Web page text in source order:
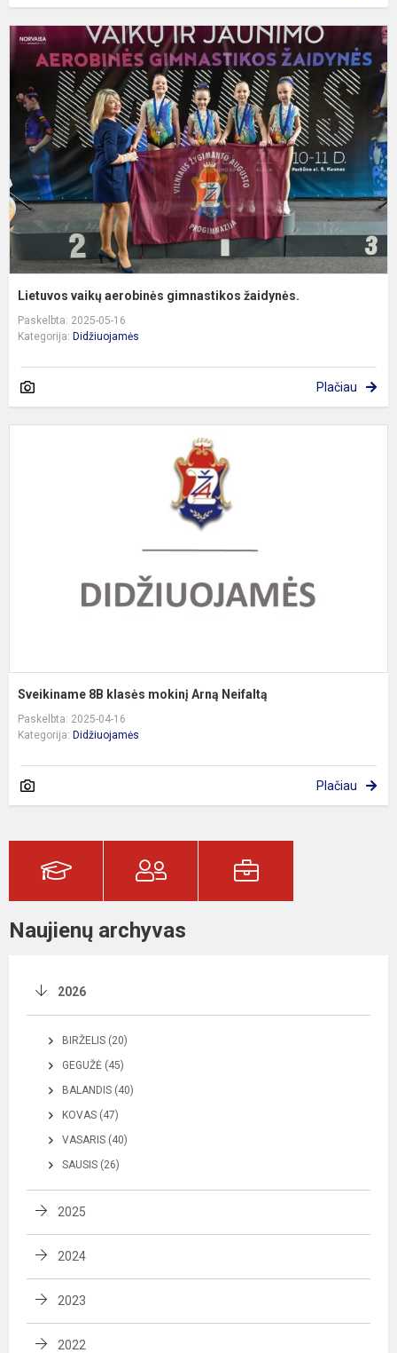
Lietuvos vaikų aerobinės gimnastikos žaidynės.
Paskelbta: 2025-05-16
Kategorija: Didžiuojamės
Plačiau
Sveikiname 8B klasės mokinį Arną Neifaltą
Paskelbta: 2025-04-16
Kategorija: Didžiuojamės
Plačiau
Naujienų archyvas
2026
BIRŽELIS (20)
GEGUŽĖ (45)
BALANDIS (40)
KOVAS (47)
VASARIS (40)
SAUSIS (26)
2025
2024
2023
2022